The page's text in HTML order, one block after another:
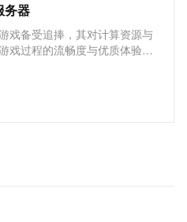
务器
戏备受追捧，其对计算资源与
戏过程的流畅度与优质体验，
务器，一键购买部署，轻松开